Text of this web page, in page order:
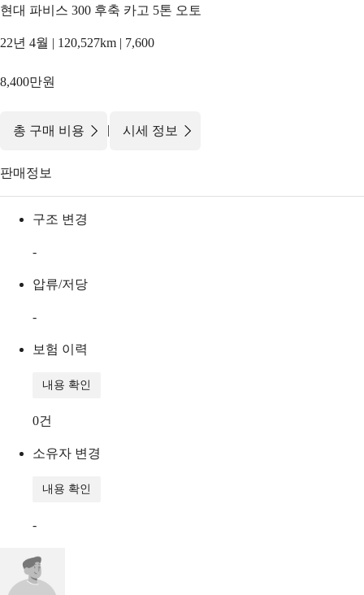
현대 파비스 300 후축 카고 5톤 오토
22년 4월 | 120,527km | 7,600
8,400만원
총 구매 비용 | 시세 정보
판매정보
구조 변경
-
압류/저당
-
보험 이력
내용 확인
0건
소유자 변경
내용 확인
-